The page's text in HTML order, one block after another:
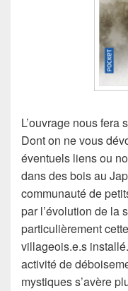
L’ouvrage nous fera
Dont on ne vous
éventuels liens ou
dans des bois au
communauté de
par l’évolution de la
particulièrement
villageois.e.s
activité de
mystiques s’avère